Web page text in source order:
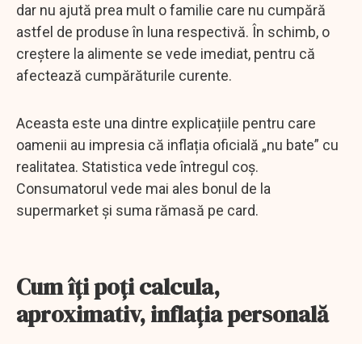
dar nu ajută prea mult o familie care nu cumpără
astfel de produse în luna respectivă. În schimb, o
creștere la alimente se vede imediat, pentru că
afectează cumpărăturile curente.
Aceasta este una dintre explicațiile pentru care
oamenii au impresia că inflația oficială „nu bate” cu
realitatea. Statistica vede întregul coș.
Consumatorul vede mai ales bonul de la
supermarket și suma rămasă pe card.
Cum îți poți calcula,
aproximativ, inflația personală